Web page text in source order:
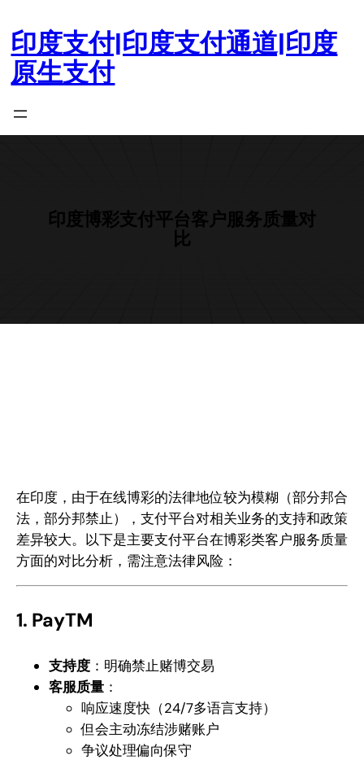
至
内印度支付|印度支付通道|印度
原生支付
印度博彩支付平台客户服务质量对
比
在印度，由于在线博彩的法律地位较为模糊（部分邦合
法，部分邦禁止），支付平台对相关业务的支持和政策
差异较大。以下是主要支付平台在博彩类客户服务质量
方面的对比分析，需注意法律风险：
1. PayTM
支持度 ：明确禁止赌博交易
客服质量 ：
响应速度快（24/7多语言支持）
但会主动冻结涉赌账户
争议处理偏向保守